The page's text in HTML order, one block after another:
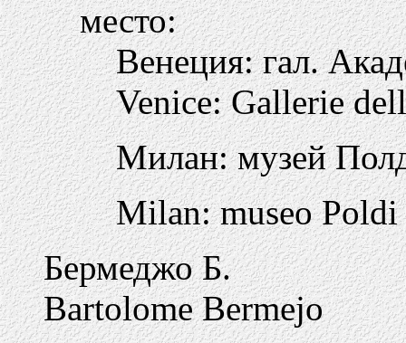
место:
Венеция: гал.
Venice: Gallerie
Милан: музей
Milan: museo Poldi
Бермеджо Б.
Bartolome Bermejo